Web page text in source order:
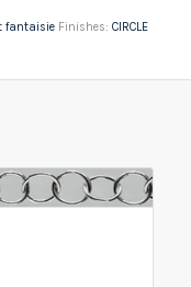
fantaisie Finishes: CIRCLE